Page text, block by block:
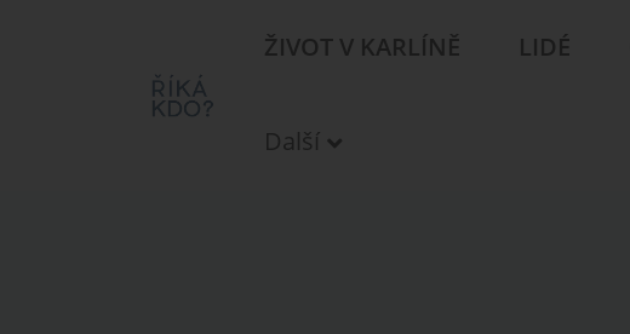
ŽIVOT V KARLÍNĚ LIDÉ
Další